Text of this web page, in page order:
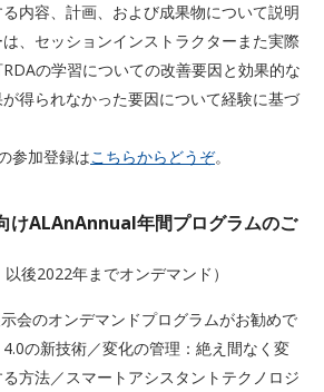
内容、計画、および成果物について説明
、セッションインストラクターまた実際
の学習についての改善要因と効果的な
得られなかった要因について経験に基づ
参加登録はこちらからどうぞ。
ALAnAnnual年間プログラムのご
以後2022年までオンデマンド）
会のオンデマンドプログラムがお勧めで
の新技術／変化の管理：絶え間なく変
方法／スマートアシスタントテクノロジ